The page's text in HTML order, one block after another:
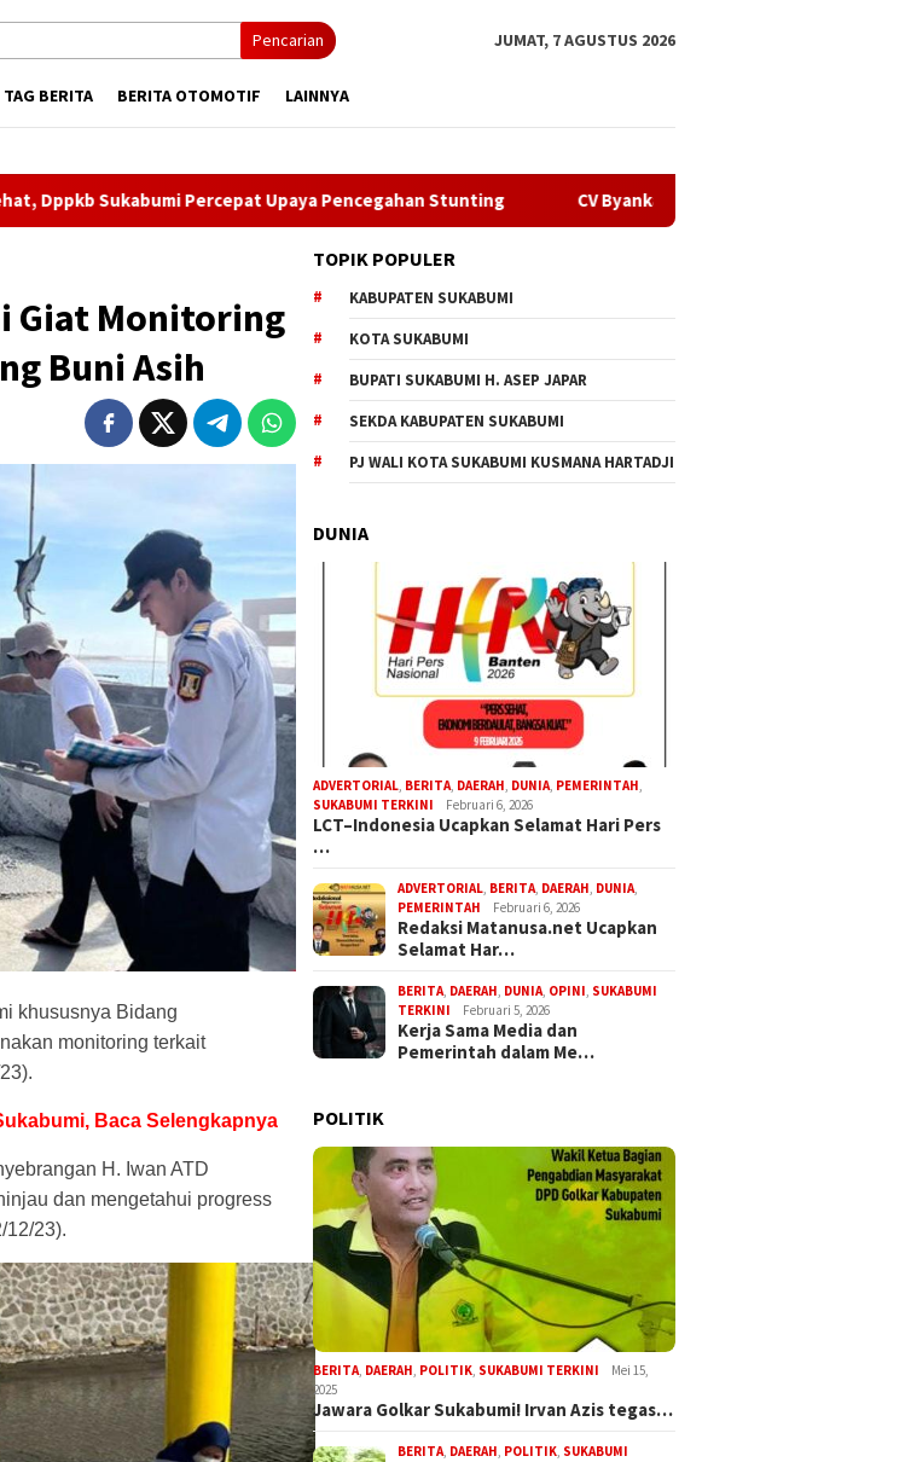
Pencarian JUMAT, 7 AGUSTUS 2026
TAG BERITA BERITA OTOMOTIF LAINNYA
Percepat Upaya Pencegahan Stunting CV Byankarya Pastikan Perbaikan Jalan
Giat Monitoring
Buni Asih
khususnya Bidang
monitoring terkait
Baca Selengkapnya
H. Iwan ATD
dan mengetahui progress
12/23).
TOPIK POPULER
KABUPATEN SUKABUMI
KOTA SUKABUMI
BUPATI SUKABUMI H. ASEP JAPAR
SEKDA KABUPATEN SUKABUMI
PJ WALI KOTA SUKABUMI KUSMANA HARTADJI
DUNIA
ADVERTORIAL BERITA DAERAH DUNIA PEMERINTAH
SUKABUMI TERKINI
Februari 6, 2026
LCT–Indonesia Ucapkan Selamat Hari Pers
…
ADVERTORIAL BERITA DAERAH DUNIA
PEMERINTAH
Februari 6, 2026
Redaksi Matanusa.net Ucapkan
Selamat Har…
BERITA DAERAH DUNIA OPINI SUKABUMI
TERKINI
Februari 5, 2026
Kerja Sama Media dan
Pemerintah dalam Me…
POLITIK
BERITA DAERAH POLITIK SUKABUMI TERKINI
Mei 15,
2025
Jawara Golkar Sukabumi! Irvan Azis tegas…
BERITA DAERAH POLITIK SUKABUMI